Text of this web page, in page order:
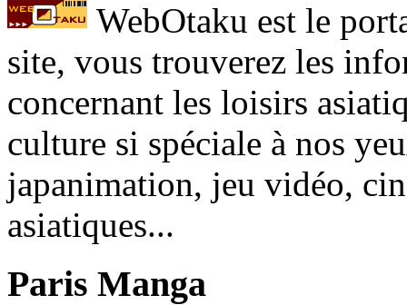
WebOtaku est le
site, vous trouverez les
concernant les loisirs
culture si spéciale à nos
japanimation, jeu vidéo,
asiatiques...
Paris Manga